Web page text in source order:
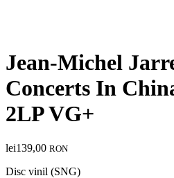
Jean-Michel
Concerts In
2LP VG+
lei139,00 RON
Disc vinil (SNG)